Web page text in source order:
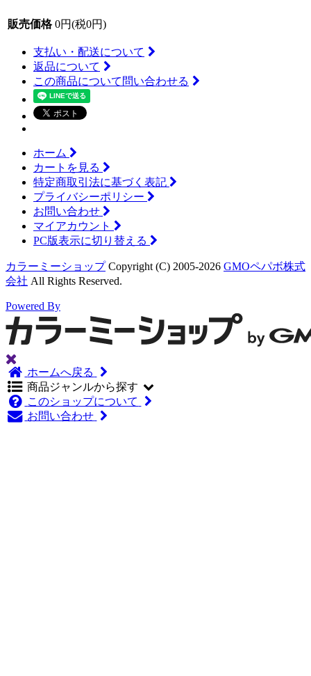
販売価格 0円(税0円)
支払い・配送について
返品について
この商品について問い合わせる
ホーム
カートを見る
特定商取引法に基づく表記
プライバシーポリシー
お問い合わせ
マイアカウント
PC版表示に切り替える
カラーミーショップCopyright (C) 2005-2026 GMOペパボ株式
会社 All Rights Reserved.
Powered By
ホームへ戻る
商品ジャンルから探す
このショップについて
お問い合わせ